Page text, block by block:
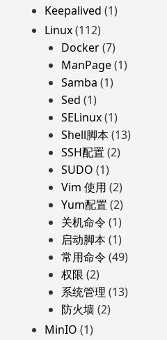
Keepalived (1)
Linux(112)
Docker(7)
ManPage(1)
Samba (1)
Sed (1)
SELinux(1)
Shell脚本(13)
SSH配置(2)
SUDO (1)
Vim 使用 (2)
Yum配置(2)
关机命令 (1)
启动脚本(1)
常用命令 (49)
权限(2)
系统管理(13)
防火墙(2)
MinIO (1)